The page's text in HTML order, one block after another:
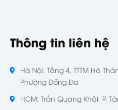
Thông tin liên hệ
Hà Nội: Tầng 4, TTTM Hà
Phường Đống Đa
HCM: Trần Quang Khải, P.